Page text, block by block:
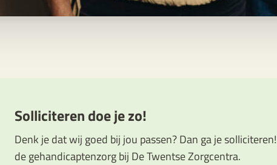
Solliciteren doe je zo!
Denk je dat wij goed bij jou passen? Dan ga je
de gehandicaptenzorg bij De Twentse Zorgcentra.